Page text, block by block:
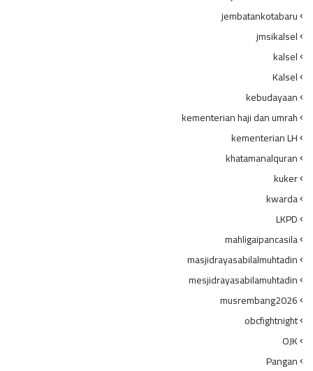
jembatankotabaru
jmsikalsel
kalsel
Kalsel
kebudayaan
kementerian haji dan umrah
kementerian LH
khatamanalquran
kuker
kwarda
LKPD
mahligaipancasila
masjidrayasabilalmuhtadin
mesjidrayasabilamuhtadin
musrembang2026
obcfightnight
OJK
Pangan